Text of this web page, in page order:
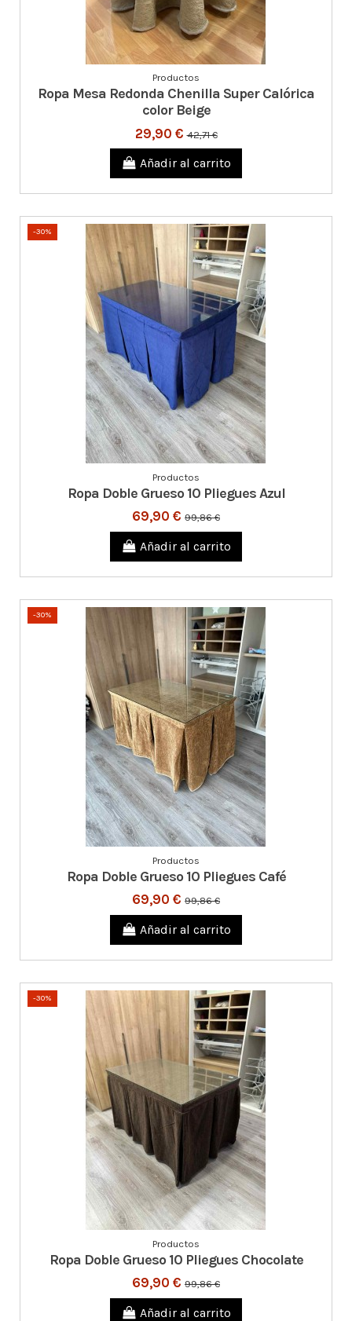
Productos
Ropa Mesa Redonda Chenilla Super Calórica
color Beige
29,90 €42,71 €
Añadir al carrito
-30%
Productos
Ropa Doble Grueso 10 Pliegues Azul
69,90 € 99,86 €
Añadir al carrito
-30%
Productos
Ropa Doble Grueso 10 Pliegues Café
69,90 € 99,86 €
Añadir al carrito
-30%
Productos
Ropa Doble Grueso 10 Pliegues Chocolate
69,90 € 99,86 €
Añadir al carrito